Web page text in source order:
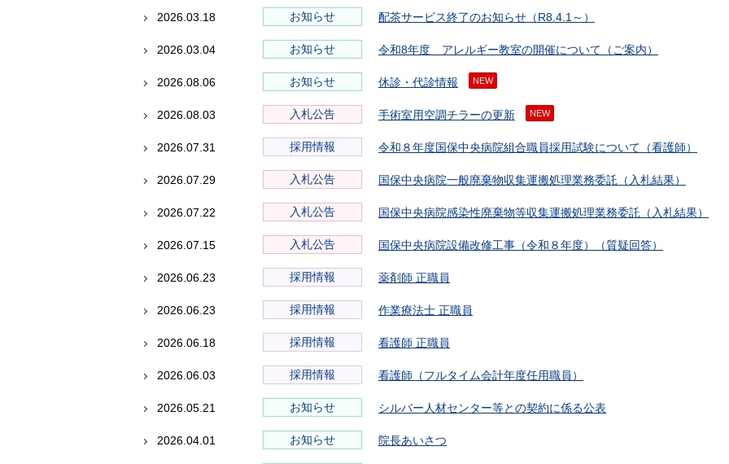
2026.03.18 お知らせ 配茶サービス終了のお知らせ（R8.4.1～）
2026.03.04 お知らせ 令和8年度 アレルギー教室の開催について（ご案内）
2026.08.06 お知らせ 休診・代診情報 NEW
2026.08.03 入札公告 手術室用空調チラーの更新 NEW
2026.07.31 採用情報 令和８年度国保中央病院組合職員採用試験について（看護師）
2026.07.29 入札公告 国保中央病院一般廃棄物収集運搬処理業務委託（入札結果）
2026.07.22 入札公告 国保中央病院感染性廃棄物等収集運搬処理業務委託（入札結果）
2026.07.15 入札公告 国保中央病院設備改修工事（令和８年度）（質疑回答）
2026.06.23 採用情報 薬剤師 正職員
2026.06.23 採用情報 作業療法士 正職員
2026.06.18 採用情報 看護師 正職員
2026.06.03 採用情報 看護師（フルタイム会計年度任用職員）
2026.05.21 お知らせ シルバー人材センター等との契約に係る公表
2026.04.01 お知らせ 院長あいさつ